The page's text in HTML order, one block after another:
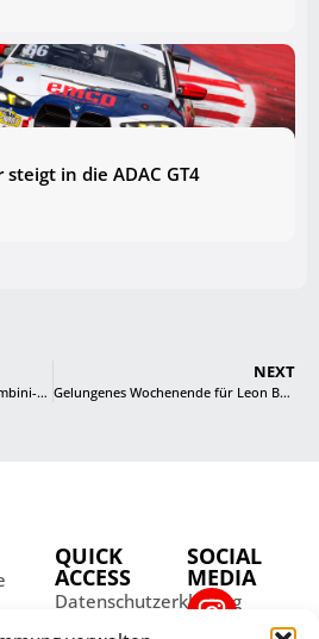
in die ADAC GT4
Leon Bauchmüller meistert Bambini-Aufstieg mit Bravour
NEXT
Gelungenes Wochenende für Leon Bauchmüller in Kerpen
QUICK
ACCESS
Datenschutzerklärung
SOCIAL
MEDIA